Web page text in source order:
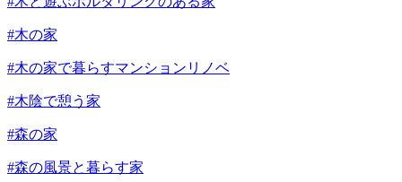
#木の家
#木の家で暮らすマンションリノベ
#木陰で憩う家
#森の家
#森の風景と暮らす家